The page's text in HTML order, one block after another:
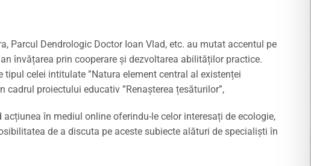
Parcul Dendrologic Doctor Ioan Vlad, etc. au mutat accentul pe
învățarea prin cooperare și dezvoltarea abilităților practice.
celei intitulate ”Natura element central al existenței
proiectului educativ ”Renașterea țesăturilor”,
în mediul online oferindu-le celor interesați de ecologie,
de a discuta pe aceste subiecte alături de specialiști în